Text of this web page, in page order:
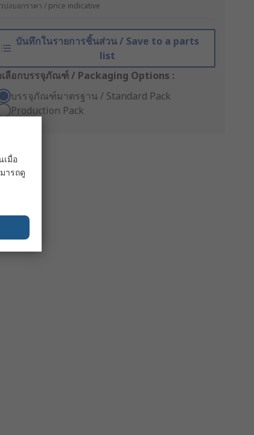
บ่งบอกราคา / price indicative
บันทึกในรายการชิ้นส่วน / Save to a parts
list
เลือกบรรจุภัณฑ์ / Packaging Options :
บรรจุภัณฑ์มาตรฐาน / Standard Pack
Production Pack
เมื่อ
ารถดู